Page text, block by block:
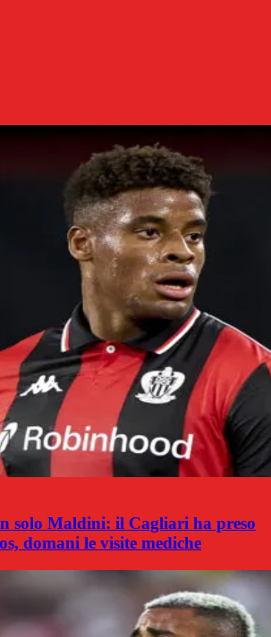
solo Maldini: il Cagliari ha preso
domani le visite mediche